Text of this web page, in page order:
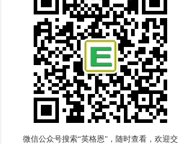
微信公众号搜索“英格恩"，随时查看，欢迎交